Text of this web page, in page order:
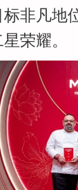
非凡地
荣耀。